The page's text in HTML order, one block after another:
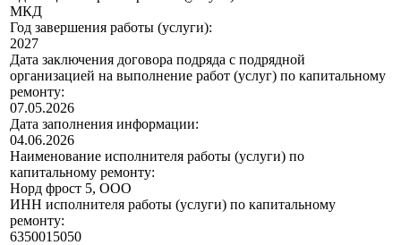
МКД
Год завершения работы (услуги):
2027
Дата заключения договора подряда с подрядной
организацией на выполнение работ (услуг) по капитальному
ремонту:
07.05.2026
Дата заполнения информации:
04.06.2026
Наименование исполнителя работы (услуги) по
капитальному ремонту:
Норд фрост 5, ООО
ИНН исполнителя работы (услуги) по капитальному
ремонту:
6350015050